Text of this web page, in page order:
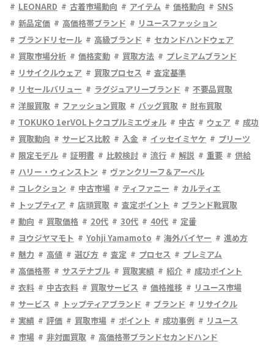
LEONARD
古着市場動向 アイテム 価格動向
SNS
新品定価
高価格帯ブランド
リユースファッション
ブランドリセール
高級ブランド
セカンドハンドウェア
買取市場分析
価格変動 買取方法
プレミアムブランド
リサイクルウェア
買取プロセス
査定基準
リセールバリュー
ラグジュアリーブランド
不要品買取
洋服買取
ファッション買取 バッグ買取
財布買取
TOKUKO 1erVOLトクコプルミエヴォル
中古 ウェア
成功
買取動向
サービス比較 入金 イッセイミヤケ
プリーツ
限定モデル
証明書 比較検討 流行 解説 重要
供給
ハリー・ウィンストン
ヴァンクリーフ＆アーペル
コレクション
中古市場 ティファニー
カルティエ
トップティア
店頭買取 査定ポイント
ブランド靴買取
動向
買取価格 20代 30代 40代
定番
ヨウジヤマモト
Yohji Yamamoto 海外バイヤー
進め方
魅力
高値 選び方 査定 プロセス
プレミアム
高価格帯
サステナブル 買取実績 紹介
成功ポイント
衣料
中古衣料 買取サービス 価格推移
リユース市場
サービス
トップティアブランド ブランド
リサイクル
実績
評価 買取市場 ポイント 成功事例
リユース
市場
非対面買取
高価格帯ブランドセカンドハンド